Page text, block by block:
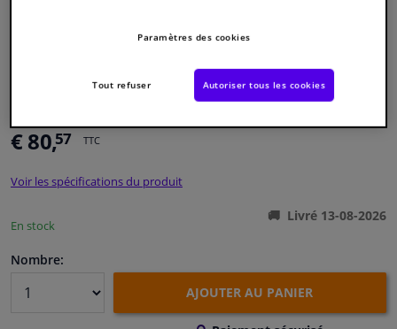
Intérieur & ameublement
Nettoyage & protection
Promotions et réductions
Numéro de produit d'origine:
Numéro de fabrication:14921
€ 80,57 TTC
Voir les spécifications du produit
En stock
Livré 13-08-2026
Nombre:
AJOUTER AU PANIER
Paramètres des cookies
Tout refuser Autoriser tous les cookies